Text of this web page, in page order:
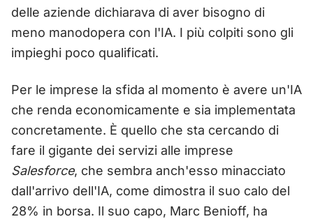
delle aziende dichiarava di aver bisogno di
meno manodopera con l'IA. I più colpiti sono gli
impieghi poco qualificati.
Per le imprese la sfida al momento è avere un'IA
che renda economicamente e sia implementata
concretamente. È quello che sta cercando di
fare il gigante dei servizi alle imprese
Salesforce, che sembra anch'esso minacciato
dall'arrivo dell'IA, come dimostra il suo calo del
28% in borsa. Il suo capo, Marc Benioff, ha